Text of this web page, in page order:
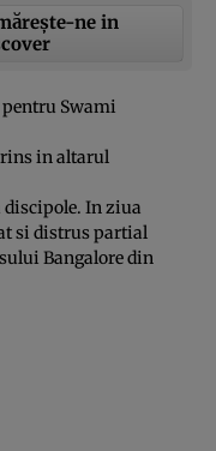
ne in
Swami
in altarul
In ziua
si distrus partial
Bangalore din